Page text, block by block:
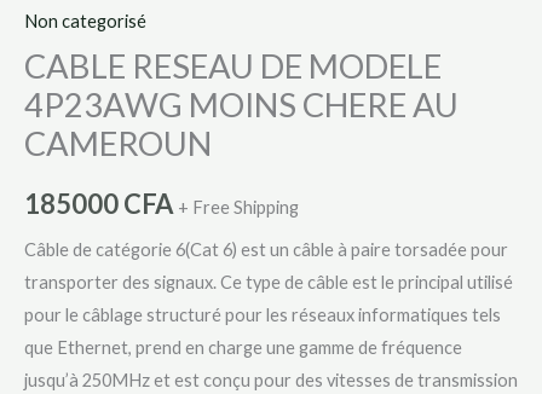
Non categorisé
CABLE RESEAU DE MODELE
4P23AWG MOINS CHERE AU
CAMEROUN
185000CFA + Free Shipping
Câble de catégorie 6(Cat 6) est un câble à paire torsadée pour
transporter des signaux. Ce type de câble est le principal utilisé
pour le câblage structuré pour les réseaux informatiques tels
que Ethernet, prend en charge une gamme de fréquence
jusqu’à 250MHz et est conçu pour des vitesses de transmission